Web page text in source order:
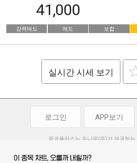
41,000
강력매도 매도 보합
실시간 시세 보기
로그인 APP보기
증권플러스는 두나무(주)가 제공하는
투자 참고사항이며, 정보 제공 과정에서 오류나